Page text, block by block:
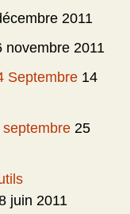
2011
novembre 2011
Septembre 14
25
juin 2011